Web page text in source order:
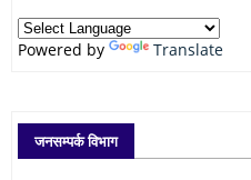
Powered by Translate
जनसम्पर्क विभाग